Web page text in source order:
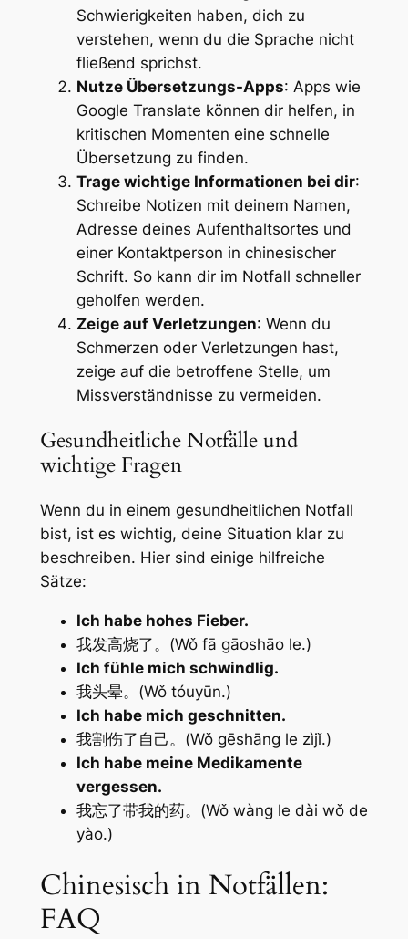
Schwierigkeiten haben, dich zu
verstehen, wenn du die Sprache nicht
fließend sprichst.
Nutze Übersetzungs-Apps: Apps wie
Google Translate können dir helfen, in
kritischen Momenten eine schnelle
Übersetzung zu finden.
Trage wichtige Informationen bei dir:
Schreibe Notizen mit deinem Namen,
Adresse deines Aufenthaltsortes und
einer Kontaktperson in chinesischer
Schrift. So kann dir im Notfall schneller
geholfen werden.
Zeige auf Verletzungen: Wenn du
Schmerzen oder Verletzungen hast,
zeige auf die betroffene Stelle, um
Missverständnisse zu vermeiden.
Gesundheitliche Notfälle und
wichtige Fragen
Wenn du in einem gesundheitlichen Notfall
bist, ist es wichtig, deine Situation klar zu
beschreiben. Hier sind einige hilfreiche
Sätze:
Ich habe hohes Fieber.
我发高烧了。(Wǒ fā gāoshāo le.)
Ich fühle mich schwindlig.
我头晕。(Wǒ tóuyūn.)
Ich habe mich geschnitten.
我割伤了自己。(Wǒ gēshāng le zìjǐ.)
Ich habe meine Medikamente
vergessen.
我忘了带我的药。(Wǒ wàng le dài wǒ de
yào.)
Chinesisch in Notfällen:
FAQ